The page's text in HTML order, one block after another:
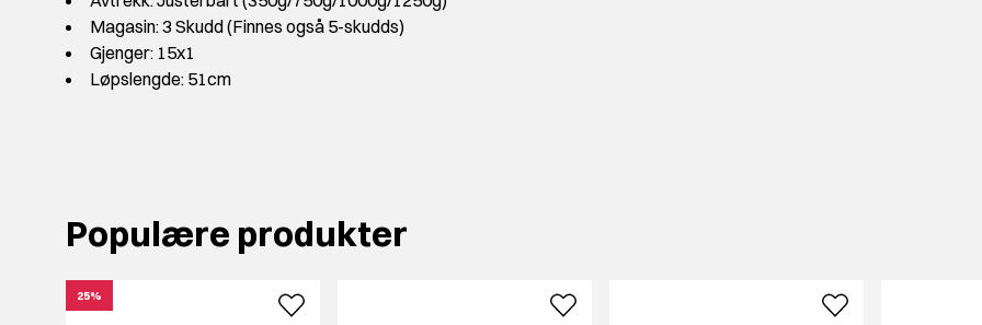
Magasin: 3 Skudd (Finnes også 5-skudds)
Gjenger: 15x1
Løpslengde: 51cm
Populære produkter
25%